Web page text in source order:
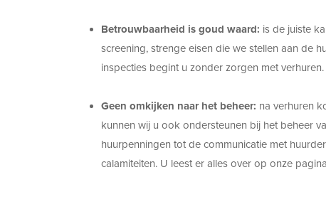
Betrouwbaarheid is goud waard: is de juiste
screening, strenge eisen die we stellen aan de
inspecties begint u zonder zorgen met verhuren.
Geen omkijken naar het beheer: na verhuren
kunnen wij u ook ondersteunen bij het beheer
huurpenningen tot de communicatie met
calamiteiten. U leest er alles over op onze pagina